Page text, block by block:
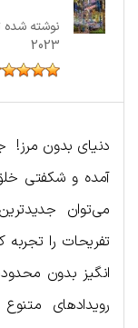
نوشته
2023
آمده و شکفتی
می‌توان
تفریحات را تجربه
انگیز بدون
رویدادهای